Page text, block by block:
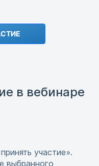
в вебинаре
участие».
выбранного